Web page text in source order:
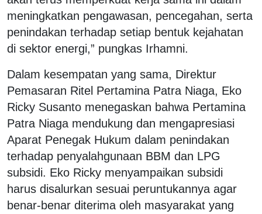
meningkatkan pengawasan, pencegahan, serta
penindakan terhadap setiap bentuk kejahatan
di sektor energi,” pungkas Irhamni.
Dalam kesempatan yang sama, Direktur
Pemasaran Ritel Pertamina Patra Niaga, Eko
Ricky Susanto menegaskan bahwa Pertamina
Patra Niaga mendukung dan mengapresiasi
Aparat Penegak Hukum dalam penindakan
terhadap penyalahgunaan BBM dan LPG
subsidi. Eko Ricky menyampaikan subsidi
harus disalurkan sesuai peruntukannya agar
benar-benar diterima oleh masyarakat yang